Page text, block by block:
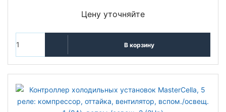
Цену уточняйте
В корзину